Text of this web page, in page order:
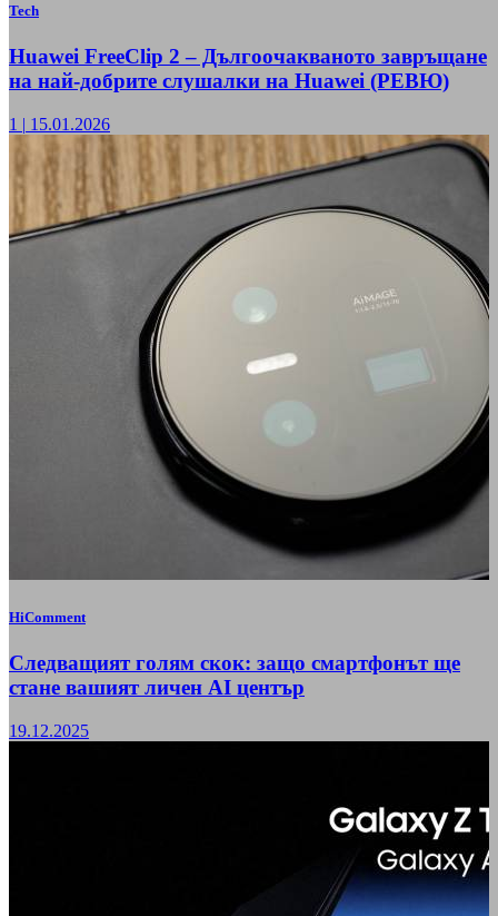
Tech
Huawei FreeClip 2 – Дългоочакваното завръщане
на най-добрите слушалки на Huawei (РЕВЮ)
1 | 15.01.2026
HiComment
Следващият голям скок: защо смартфонът ще
стане вашият личен AI център
19.12.2025